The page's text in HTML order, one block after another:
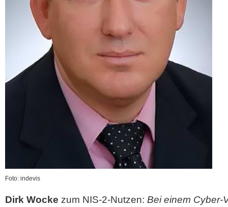
Foto: indevis
Dirk Wocke zum NIS-2-Nutzen: Bei einem Cyber-